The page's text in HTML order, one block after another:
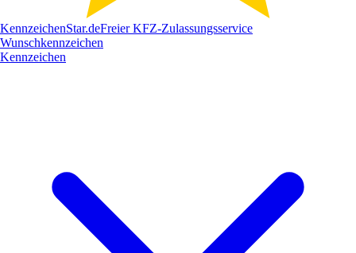
KennzeichenStar.deFreier KFZ-Zulassungsservice
Wunschkennzeichen
Kennzeichen